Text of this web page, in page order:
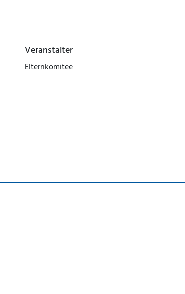
Veranstalter
Elternkomitee